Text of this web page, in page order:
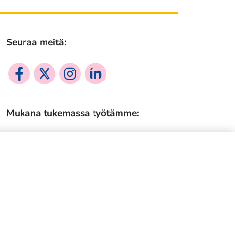
Seuraa meitä:
Sosiaalinen
media:
Sosiaalinen
media:
Sosiaalinen
media:
Sosiaalinen
media:
Mukana tukemassa työtämme: